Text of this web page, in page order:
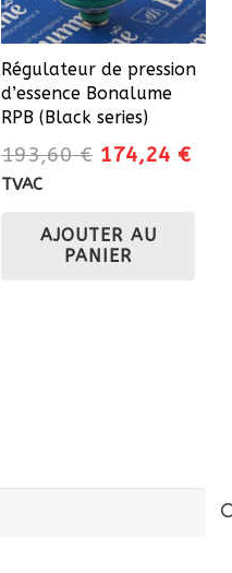
sur
Régulateur de pression
d’essence Bonalume
RPB (Black series)
193,60€ Le
était :
193,60 €.
174,24 €Le
TVAC
AJOUTER AU
PANIER